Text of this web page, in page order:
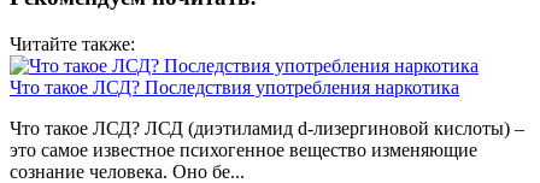
Читайте также:
Что такое ЛСД? Последствия употребления наркотика
Что такое ЛСД? ЛСД (диэтиламид d-лизергиновой кислоты) –
это самое известное психогенное вещество изменяющие
сознание человека. Оно бе...